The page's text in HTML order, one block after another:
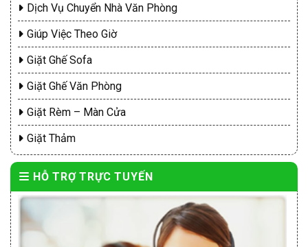
Dịch Vụ Chuyển Nhà Văn Phòng
Giúp Việc Theo Giờ
Giặt Ghế Sofa
Giặt Ghế Văn Phòng
Giặt Rèm – Màn Cửa
Giặt Thảm
HỖ TRỢ TRỰC TUYẾN